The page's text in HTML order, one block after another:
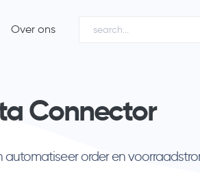
Over ons
Connector
automatiseer order en